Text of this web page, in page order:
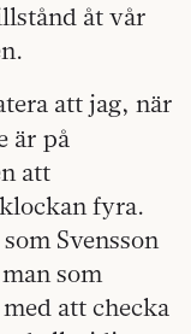
åt vår
att jag, när
är på
att
fyra.
Svensson
som
att checka